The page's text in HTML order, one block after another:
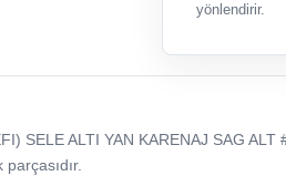
yönlendirir.
SELE ALTI YAN KARENAJ SAG ALT